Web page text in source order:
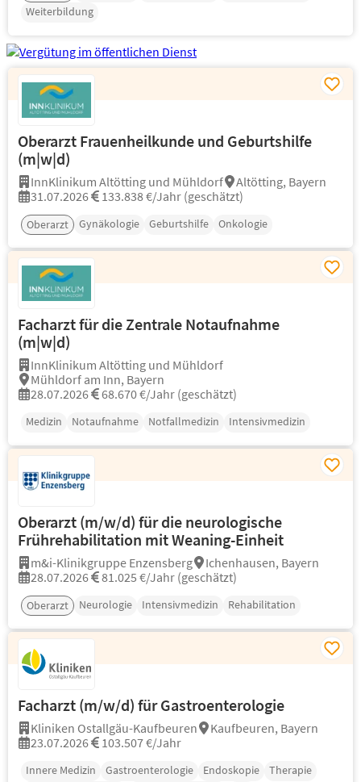
Weiterbildung
Oberarzt Frauenheilkunde und Geburtshilfe
(m|w|d)
InnKlinikum Altötting und Mühldorf
Altötting, Bayern
31.07.2026
133.838 €/Jahr (geschätzt)
Oberarzt Gynäkologie Geburtshilfe Onkologie
Facharzt für die Zentrale Notaufnahme
(m|w|d)
InnKlinikum Altötting und Mühldorf
Mühldorf am Inn, Bayern
28.07.2026
68.670 €/Jahr (geschätzt)
Medizin Notaufnahme Notfallmedizin Intensivmedizin
Oberarzt (m/w/d) für die neurologische
Frührehabilitation mit Weaning-Einheit
m&i-Klinikgruppe Enzensberg
Ichenhausen, Bayern
28.07.2026
81.025 €/Jahr (geschätzt)
Oberarzt Neurologie Intensivmedizin Rehabilitation
Facharzt (m/w/d) für Gastroenterologie
Kliniken Ostallgäu-Kaufbeuren
Kaufbeuren, Bayern
23.07.2026
103.507 €/Jahr
Innere Medizin Gastroenterologie Endoskopie
Therapie